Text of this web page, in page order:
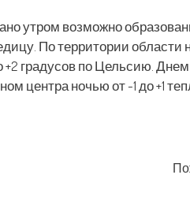
утром возможно
По территории области
+2 градусов по Цельсию.
центра ночью от -1 до +1